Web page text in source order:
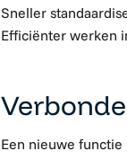
Sneller
Efficiënter werken
Een nieuwe functie